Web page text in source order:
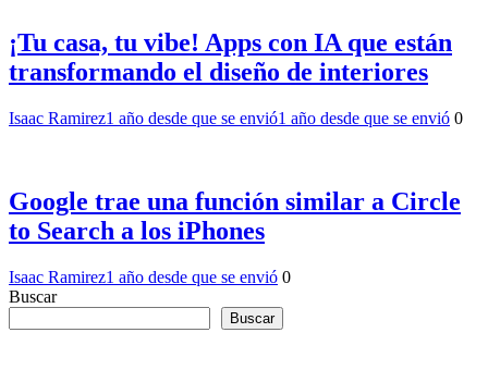
¡Tu casa, tu vibe! Apps con IA que están
transformando el diseño de interiores
Isaac Ramirez1 año desde que se envió1 año desde que se envió 0
Google trae una función similar a Circle
to Search a los iPhones
Isaac Ramirez1 año desde que se envió 0
Buscar
Buscar